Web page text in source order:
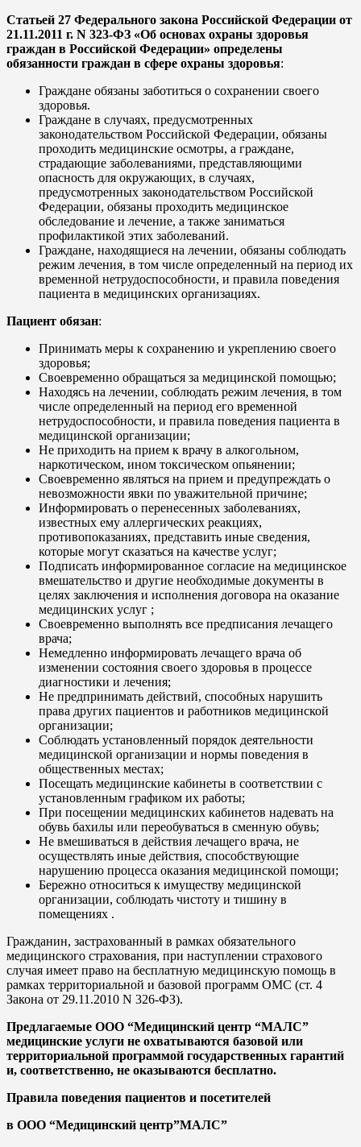
Статьей 27 Федерального закона Российской Федерации от
21.11.2011 г. N 323-ФЗ «Об основах охраны здоровья
граждан в Российской Федерации» определены
обязанности граждан в сфере охраны здоровья:
Граждане обязаны заботиться о сохранении своего
здоровья.
Граждане в случаях, предусмотренных
законодательством Российской Федерации, обязаны
проходить медицинские осмотры, а граждане,
страдающие заболеваниями, представляющими
опасность для окружающих, в случаях,
предусмотренных законодательством Российской
Федерации, обязаны проходить медицинское
обследование и лечение, а также заниматься
профилактикой этих заболеваний.
Граждане, находящиеся на лечении, обязаны соблюдать
режим лечения, в том числе определенный на период их
временной нетрудоспособности, и правила поведения
пациента в медицинских организациях.
Пациент обязан:
Принимать меры к сохранению и укреплению своего
здоровья;
Своевременно обращаться за медицинской помощью;
Находясь на лечении, соблюдать режим лечения, в том
числе определенный на период его временной
нетрудоспособности, и правила поведения пациента в
медицинской организации;
Не приходить на прием к врачу в алкогольном,
наркотическом, ином токсическом опьянении;
Своевременно являться на прием и предупреждать о
невозможности явки по уважительной причине;
Информировать о перенесенных заболеваниях,
известных ему аллергических реакциях,
противопоказаниях, представить иные сведения,
которые могут сказаться на качестве услуг;
Подписать информированное согласие на медицинское
вмешательство и другие необходимые документы в
целях заключения и исполнения договора на оказание
медицинских услуг ;
Своевременно выполнять все предписания лечащего
врача;
Немедленно информировать лечащего врача об
изменении состояния своего здоровья в процессе
диагностики и лечения;
Не предпринимать действий, способных нарушить
права других пациентов и работников медицинской
организации;
Соблюдать установленный порядок деятельности
медицинской организации и нормы поведения в
общественных местах;
Посещать медицинские кабинеты в соответствии с
установленным графиком их работы;
При посещении медицинских кабинетов надевать на
обувь бахилы или переобуваться в сменную обувь;
Не вмешиваться в действия лечащего врача, не
осуществлять иные действия, способствующие
нарушению процесса оказания медицинской помощи;
Бережно относиться к имуществу медицинской
организации, соблюдать чистоту и тишину в
помещениях .
Гражданин, застрахованный в рамках обязательного
медицинского страхования, при наступлении страхового
случая имеет право на бесплатную медицинскую помощь в
рамках территориальной и базовой программ ОМС (ст. 4
Закона от 29.11.2010 N 326-ФЗ).
Предлагаемые ООО “Медицинский центр “МАЛС”
медицинские услуги не охватываются базовой или
территориальной программой государственных гарантий
и, соответственно, не оказываются бесплатно.
Правила поведения пациентов и посетителей
в ООО “Медицинский центр”МАЛС”